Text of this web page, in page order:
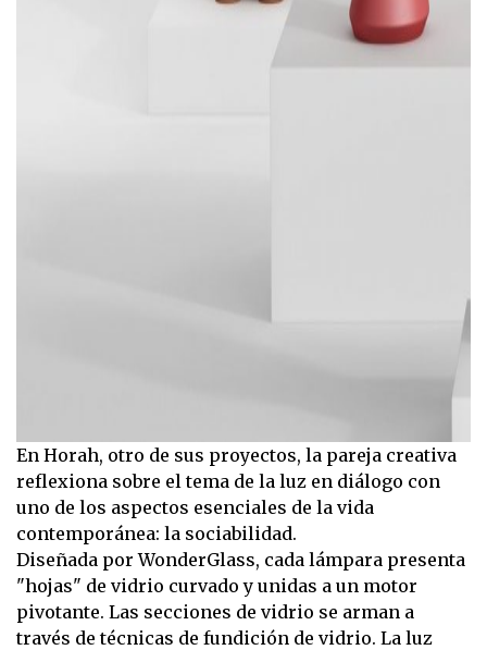
En Horah, otro de sus proyectos, la pareja creativa
reflexiona sobre el tema de la luz en diálogo con
uno de los aspectos esenciales de la vida
contemporánea: la sociabilidad.
Diseñada por WonderGlass, cada lámpara presenta
"hojas" de vidrio curvado y unidas a un motor
pivotante. Las secciones de vidrio se arman a
través de técnicas de fundición de vidrio. La luz